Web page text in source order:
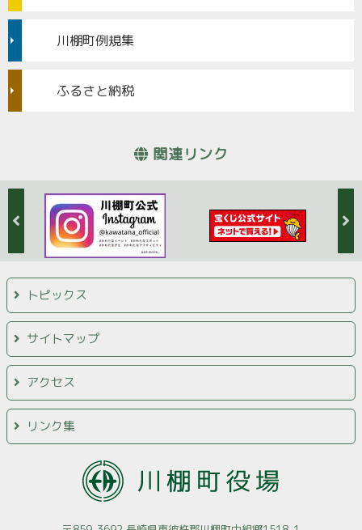
川棚町例規集
ふるさと納税
関連リンク
トピックス
サイトマップ
アクセス
リンク集